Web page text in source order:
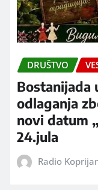
DRUŠTVO
Bostanijada
odlaganja
novi datum
24.jula
Radio